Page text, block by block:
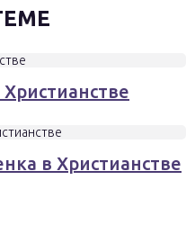
в Христианстве